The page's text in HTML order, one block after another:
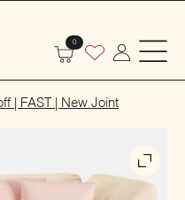
0
| FAST | New Joint